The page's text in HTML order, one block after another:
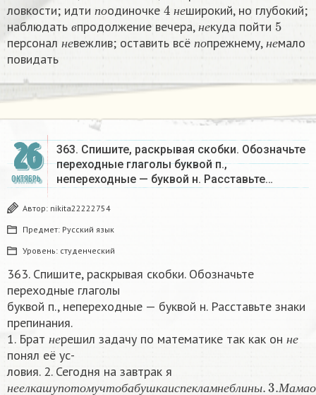
ловкости; идти
п о одиночке не широкий, но глубокий;
наблюдать
в
впродолжение вечера, н е
некуда пойти 5
персонал н е
н евежлив; оставить всё п о
попрежнему, н е
н емало
повидать
26
ОКТЯБРЬ
363. Спишите, раскрывая скобки. Обозначьте
переходные глаголы буквой п.,
непереходные — буквой н. Расставьте…
Автор: nikita22222754
Предмет: Русский язык
Уровень: студенческий
363. Спишите, раскрывая скобки. Обозначьте
переходные глаголы
буквой п., непереходные — буквой н. Расставьте знаки
препинания.
1. Брат
н е
нерешил задачу по математике так как он н е
понял её ус-
ловия. 2. Сегодня на завтрак я
н е ел ка ш у п о т ом у ч т о б а б у ш ка и с п е кл амн е бл и н ы М ама о
неелкаш употому чтобабушк аи е ы. 3. М